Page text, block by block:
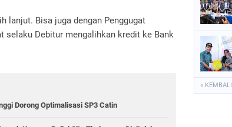
lanjut. Bisa juga dengan Penggugat
selaku Debitur mengalihkan kredit ke Bank
Dorong Optimalisasi SP3 Catin
« KEMBALI